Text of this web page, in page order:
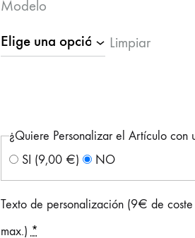
Modelo
Limpiar
¿Quiere Personalizar el Artículo con
SI (9,00 €) NO
Texto de personalización (9€ de
max.) *